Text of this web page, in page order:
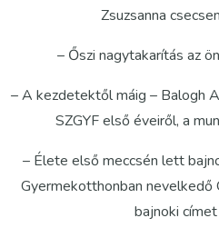
Zsuzsanna
– Őszi nagytakarítás az
– A kezdetektől máig – Balogh
SZGYF első éveiről, a
– Élete első meccsén lett
Gyermekotthonban nevelkedő
bajnoki